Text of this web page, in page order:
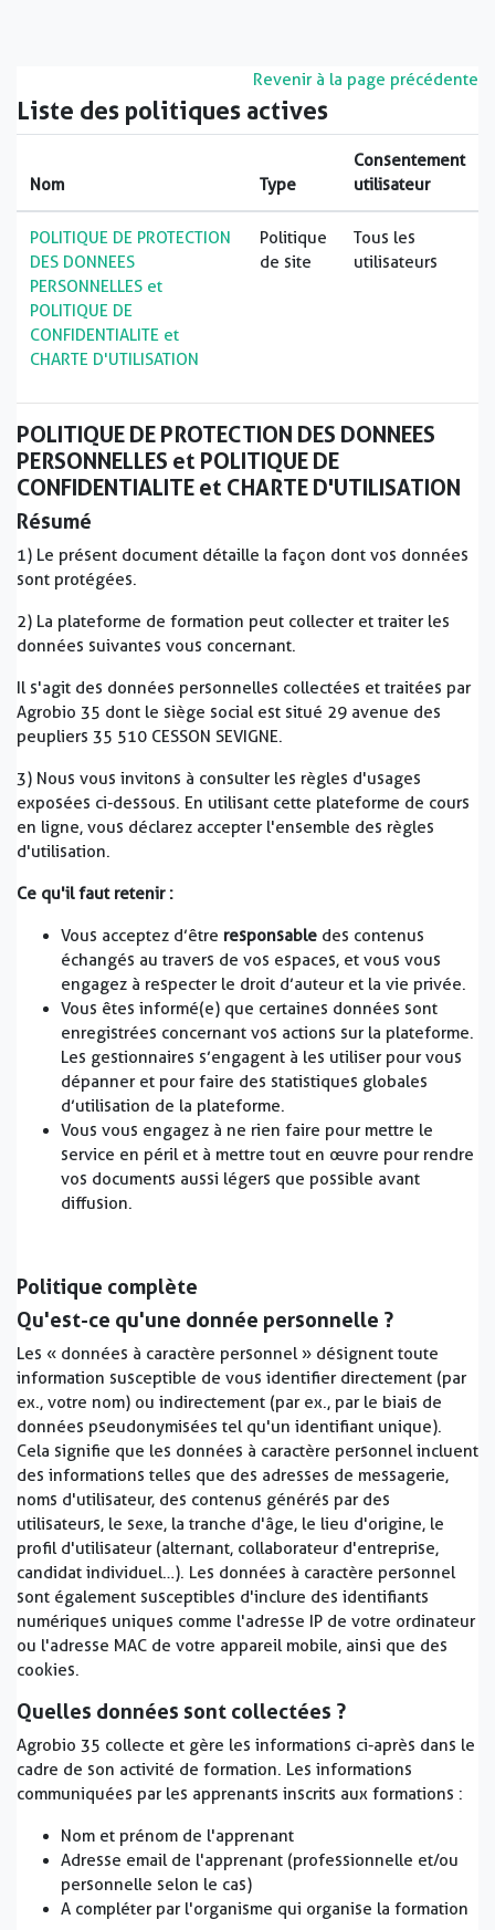
Revenir à la page précédente
Liste des politiques actives
Nom Type
Consentement
utilisateur
POLITIQUE DE PROTECTION
DES DONNEES
PERSONNELLES et
POLITIQUE DE
CONFIDENTIALITE et
CHARTE D'UTILISATION
Politique
de site
Tous les
utilisateurs
POLITIQUE DE PROTECTION DES DONNEES
PERSONNELLES et POLITIQUE DE
CONFIDENTIALITE et CHARTE D'UTILISATION
Résumé
1) Le présent document détaille la façon dont vos données
sont protégées.
2) La plateforme de formation peut collecter et traiter les
données suivantes vous concernant.
Il s'agit des données personnelles collectées et traitées par
Agrobio 35 dont le siège social est situé 29 avenue des
peupliers 35 510 CESSON SEVIGNE.
3) Nous vous invitons à consulter les règles d'usages
exposées ci-dessous. En utilisant cette plateforme de cours
en ligne, vous déclarez accepter l'ensemble des règles
d'utilisation.
Ce qu'il faut retenir :
Vous acceptez d’être responsable des contenus
échangés au travers de vos espaces, et vous vous
engagez à respecter le droit d’auteur et la vie privée.
Vous êtes informé(e) que certaines données sont
enregistrées concernant vos actions sur la plateforme.
Les gestionnaires s’engagent à les utiliser pour vous
dépanner et pour faire des statistiques globales
d’utilisation de la plateforme.
Vous vous engagez à ne rien faire pour mettre le
service en péril et à mettre tout en œuvre pour rendre
vos documents aussi légers que possible avant
diffusion.
Politique complète
Qu'est-ce qu'une donnée personnelle ?
Les « données à caractère personnel » désignent toute
information susceptible de vous identifier directement (par
ex., votre nom) ou indirectement (par ex., par le biais de
données pseudonymisées tel qu'un identifiant unique).
Cela signifie que les données à caractère personnel incluent
des informations telles que des adresses de messagerie,
noms d'utilisateur, des contenus générés par des
utilisateurs, le sexe, la tranche d'âge, le lieu d'origine, le
profil d'utilisateur (alternant, collaborateur d'entreprise,
candidat individuel…). Les données à caractère personnel
sont également susceptibles d'inclure des identifiants
numériques uniques comme l'adresse IP de votre ordinateur
ou l'adresse MAC de votre appareil mobile, ainsi que des
cookies.
Quelles données sont collectées ?
Agrobio 35 collecte et gère les informations ci-après dans le
cadre de son activité de formation. Les informations
communiquées par les apprenants inscrits aux formations :
Nom et prénom de l'apprenant
Adresse email de l'apprenant (professionnelle et/ou
personnelle selon le cas)
A compléter par l'organisme qui organise la formation